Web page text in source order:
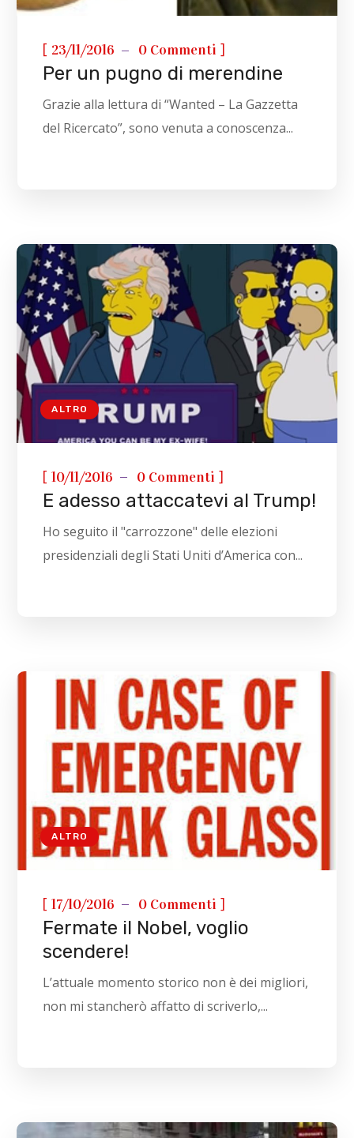
[ 23/11/2016 0 Commenti ]
Per un pugno di merendine
Grazie alla lettura di “Wanted – La Gazzetta
del Ricercato”, sono venuta a conoscenza...
ALTRO
[10/11/2016 0 Commenti ]
E adesso attaccatevi al Trump!
Ho seguito il "carrozzone" delle elezioni
presidenziali degli Stati Uniti d’America con...
ALTRO
[17/10/2016 0 Commenti ]
Fermate il Nobel, voglio
scendere!
L’attuale momento storico non è dei migliori,
non mi stancherò affatto di scriverlo,...